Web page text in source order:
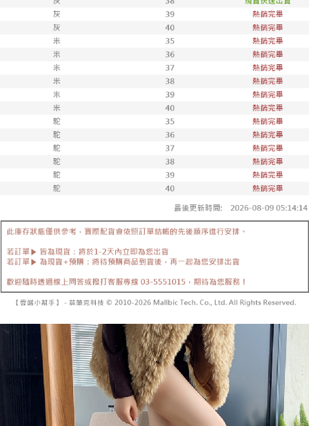
【宇迅國際】限一般住址，不支援智能櫃 查看運費